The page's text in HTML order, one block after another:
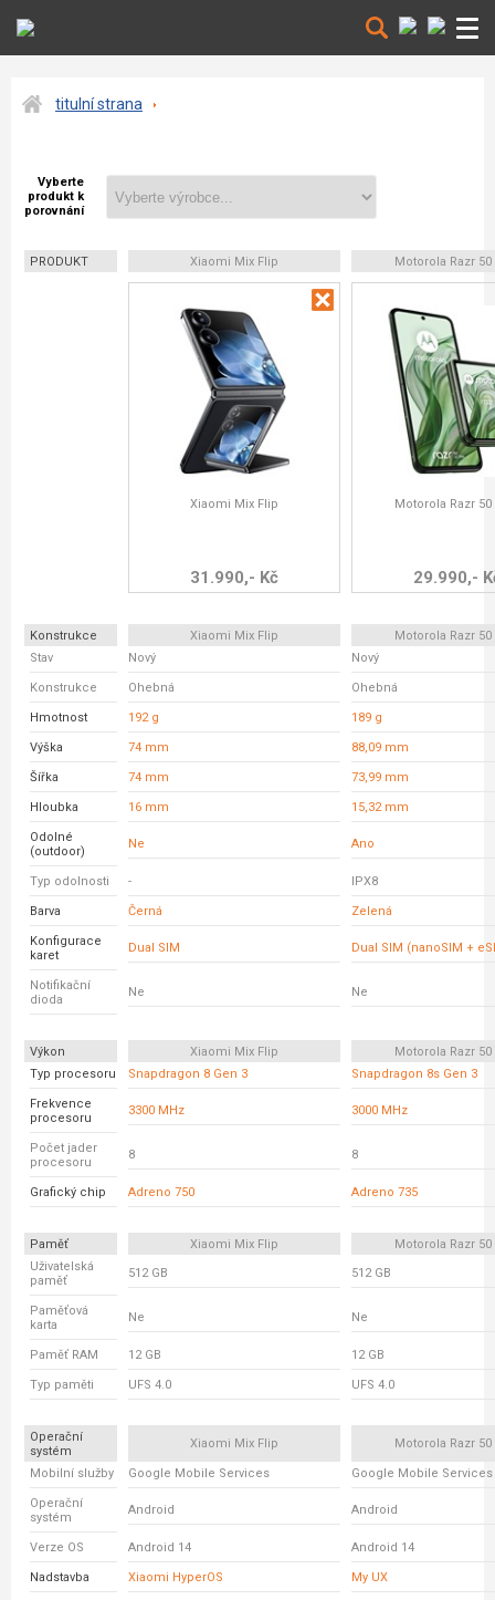
titulní strana
Vyberte
produkt k
porovnání
PRODUKT Xiaomi Mix Flip Motorola Razr 50
Xiaomi Mix Flip
31.990,- Kč
Motorola Razr 50
29.990,-
Konstrukce Xiaomi Mix Flip
Motorola Razr 50
Stav
Nový Nový
Konstrukce Ohebná Ohebná
Hmotnost 192 g 189 g
Výška 74 mm 88,09 mm
Šířka 74 mm 73,99 mm
Hloubka 16 mm 15,32 mm
Odolné
(outdoor)
Ne Ano
Typ odolnosti - IPX8
Barva Černá Zelená
Konfigurace
karet
Dual SIM Dual SIM (nanoSIM +
Notifikační
dioda
Ne Ne
Výkon Xiaomi Mix Flip
Motorola Razr 50
Typ procesoru
Snapdragon 8 Gen 3 Snapdragon 8s Gen 3
Frekvence
procesoru
3300 MHz 3000 MHz
Počet jader
procesoru
8 8
Grafický chip Adreno 750 Adreno 735
Paměť Xiaomi Mix Flip
Motorola Razr 50
Uživatelská
paměť
512 GB 512 GB
Paměťová
karta
Ne Ne
Paměť RAM 12 GB 12 GB
Typ paměti UFS 4.0 UFS 4.0
Operační
systém
Xiaomi Mix Flip Motorola Razr 50
Mobilní služby Google Mobile Services Google Mobile Services
Operační
systém
Android Android
Verze OS Android 14 Android 14
Nadstavba Xiaomi HyperOS My UX